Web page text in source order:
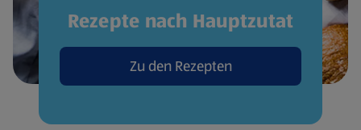
Rezepte nach Hauptzutat
Zu den Rezepten